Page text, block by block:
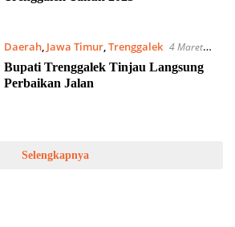
Daerah, Jawa Timur,Trenggalek 4 Maret
2023
Bupati Trenggalek Tinjau Langsung
Perbaikan Jalan
Selengkapnya